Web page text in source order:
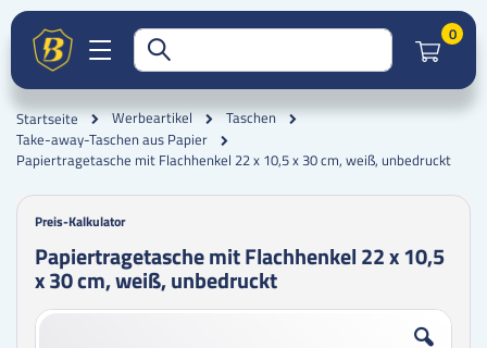
0
Startseite Werbeartikel
Taschen
Take-away-Taschen aus Papier
Papiertragetasche mit Flachhenkel 22 x 10,5 x 30 cm, weiß, unbedruckt
Preis-Kalkulator
Papiertragetasche mit Flachhenkel 22 x 10,5
x 30 cm, weiß, unbedruckt
Zum
Zum